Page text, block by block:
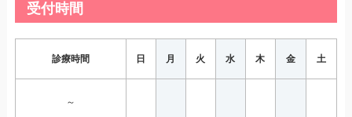
受付時間
診療時間 日 月 火 水 木 金 土
～